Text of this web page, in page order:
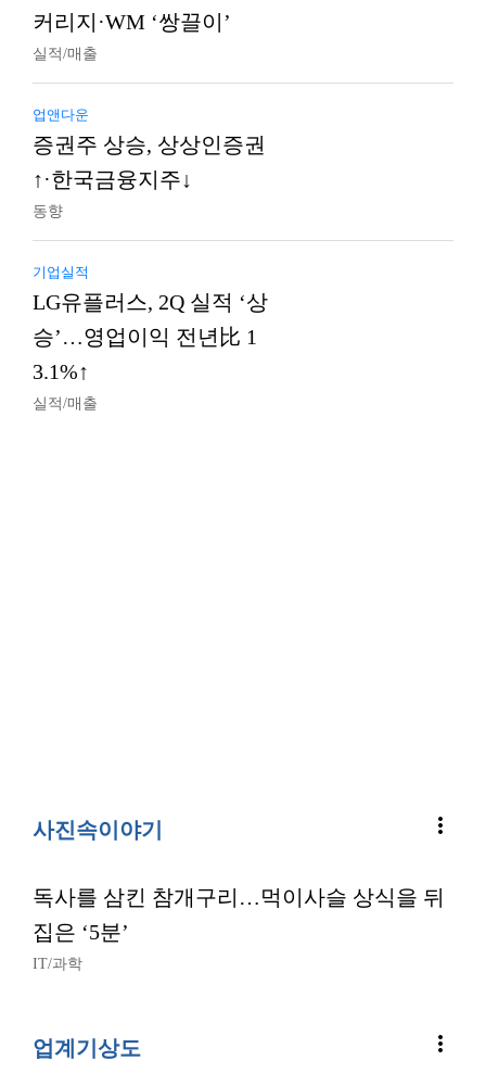
커리지·WM ‘쌍끌이’
실적/매출
업앤다운
증권주 상승, 상상인증권
↑·한국금융지주↓
동향
기업실적
LG유플러스, 2Q 실적 ‘상
승’…영업이익 전년比 1
3.1%↑
실적/매출
사진속이야기 more_vert
독사를 삼킨 참개구리…먹이사슬 상식을 뒤
집은 ‘5분’
IT/과학
업계기상도 more_vert